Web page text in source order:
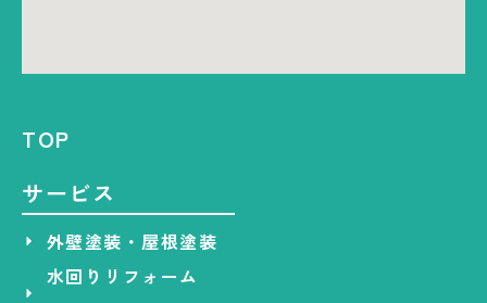
TOP
サービス
外壁塗装・屋根塗装
水回りリフォーム